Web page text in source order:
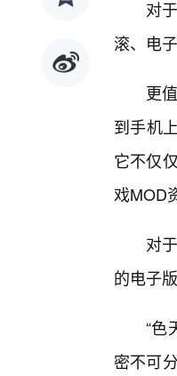
对
滚、电
更
到手机
它不仅
戏MOD
对
的电子
“色
密不可